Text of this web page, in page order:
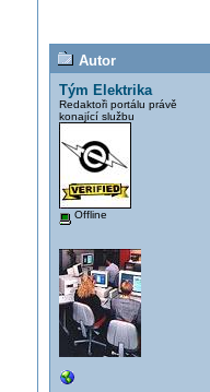
Autor
Tým Elektrika
Redaktoři portálu právě
konající službu
Offline